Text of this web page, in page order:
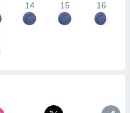
14 15 16